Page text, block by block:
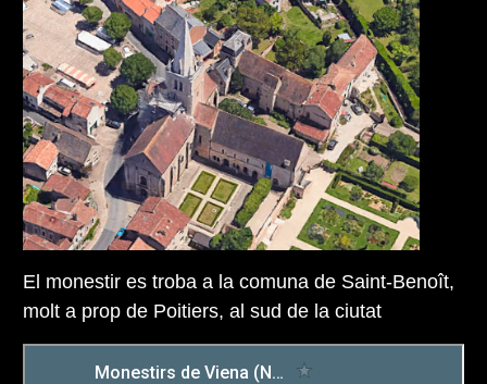
El monestir es troba a la comuna de Saint-Benoît,
molt a prop de Poitiers, al sud de la ciutat